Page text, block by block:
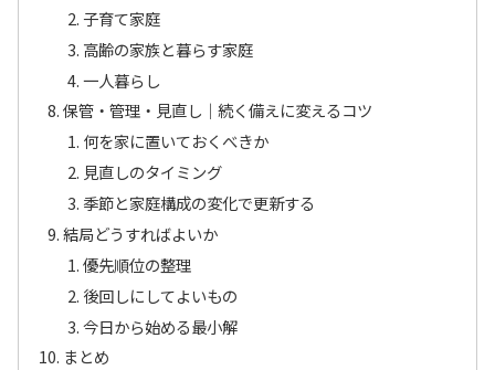
子育て家庭
高齢の家族と暮らす家庭
一人暮らし
保管・管理・見直し｜続く備えに変えるコツ
何を家に置いておくべきか
見直しのタイミング
季節と家庭構成の変化で更新する
結局どうすればよいか
優先順位の整理
後回しにしてよいもの
今日から始める最小解
まとめ